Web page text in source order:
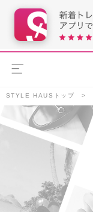
STYLE HAUSトップ